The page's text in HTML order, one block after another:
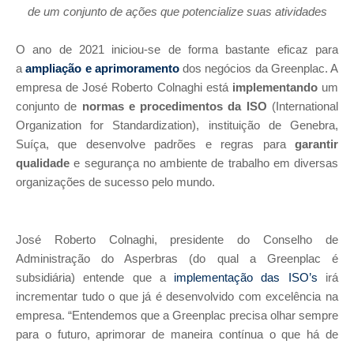
de um conjunto de ações que potencialize suas atividades
O ano de 2021 iniciou-se de forma bastante eficaz para
aampliação e aprimoramentodos negócios da Greenplac. A
empresa de José Roberto Colnaghi está implementandoum
conjunto de normas e procedimentos da ISO (International
Organization for Standardization), instituição de Genebra,
Suíça, que desenvolve padrões e regras para garantir
qualidade e segurança no ambiente de trabalho em diversas
organizações de sucesso pelo mundo.
José Roberto Colnaghi, presidente do Conselho de
Administração do Asperbras (do qual a Greenplac é
subsidiária) entende que a implementação das ISO’s irá
incrementar tudo o que já é desenvolvido com excelência na
empresa. “Entendemos que a Greenplac precisa olhar sempre
para o futuro, aprimorar de maneira contínua o que há de